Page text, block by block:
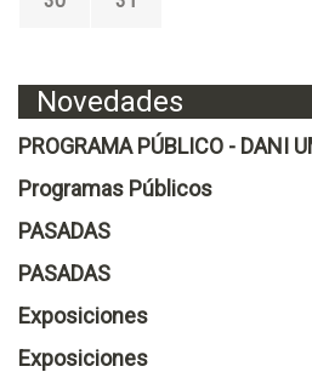
Novedades
PROGRAMA PÚBLICO - DANI
Programas Públicos
PASADAS
PASADAS
Exposiciones
Exposiciones